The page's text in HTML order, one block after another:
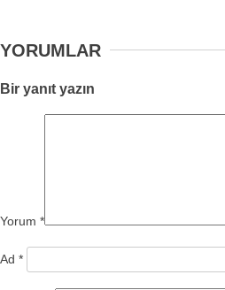
YORUMLAR
Bir yanıt yazın
Yorum *
Ad *